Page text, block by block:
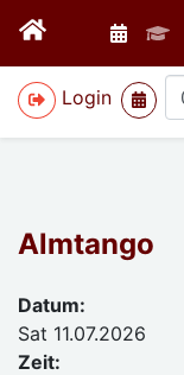
Login
>
Almtango
Datum:
Sat 11.07.2026
Zeit: